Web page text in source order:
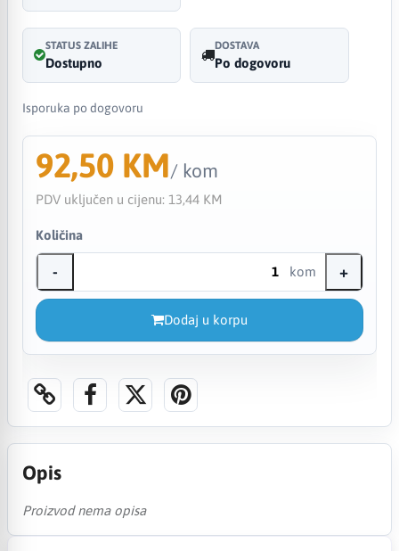
STATUS ZALIHE
Dostupno
DOSTAVA
Po dogovoru
Isporuka po dogovoru
92,50 KM/ kom
PDV uključen u cijenu: 13,44 KM
Količina
- kom +
Dodaj u korpu
Opis
Proizvod nema opisa